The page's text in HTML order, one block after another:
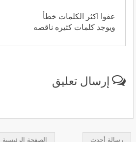
عفوا اكثر الكلمات خطأ
ويوجد كلمات كثيره ناقصه
إرسال تعليق
رسالة أحدث الصفحة الرئيسية